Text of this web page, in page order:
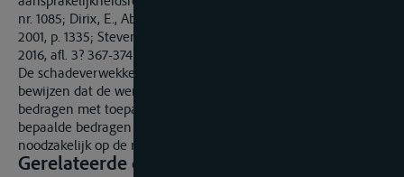
nr. 1085; Dirix, E., Abstracte en concrete schade, RW, 2000-
2001, p. 1335; Stevens, F., Stilligschade in de binnenvaart, IHT,
2016, afl. 3? 367-374).
De schadeverwekker heeft derhalve de vrijheid om te
bewijzen dat de werkelijke schade minder bedraagt dan de
bedragen met toepassing van het KB, of dat de in het KB
bepaalde bedragen de werkelijk geleden schade niet
noodzakelijk op de meest adequate wijze benaderen.
Gerelateerde documenten